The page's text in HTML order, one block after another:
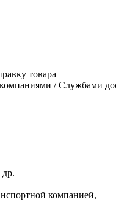
товара
/ Службами
компанией,